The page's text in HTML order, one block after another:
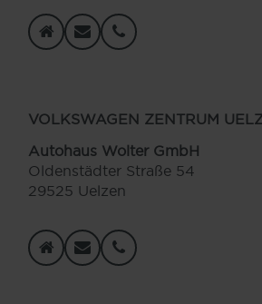
VOLKSWAGEN ZENTRUM
Autohaus Wolter GmbH
Oldenstädter Straße 54
29525 Uelzen